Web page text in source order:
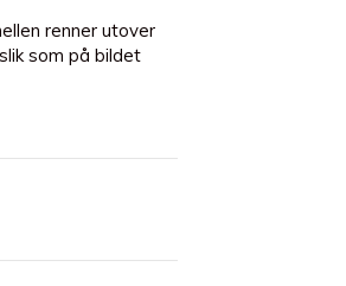
renner utover
som på bildet